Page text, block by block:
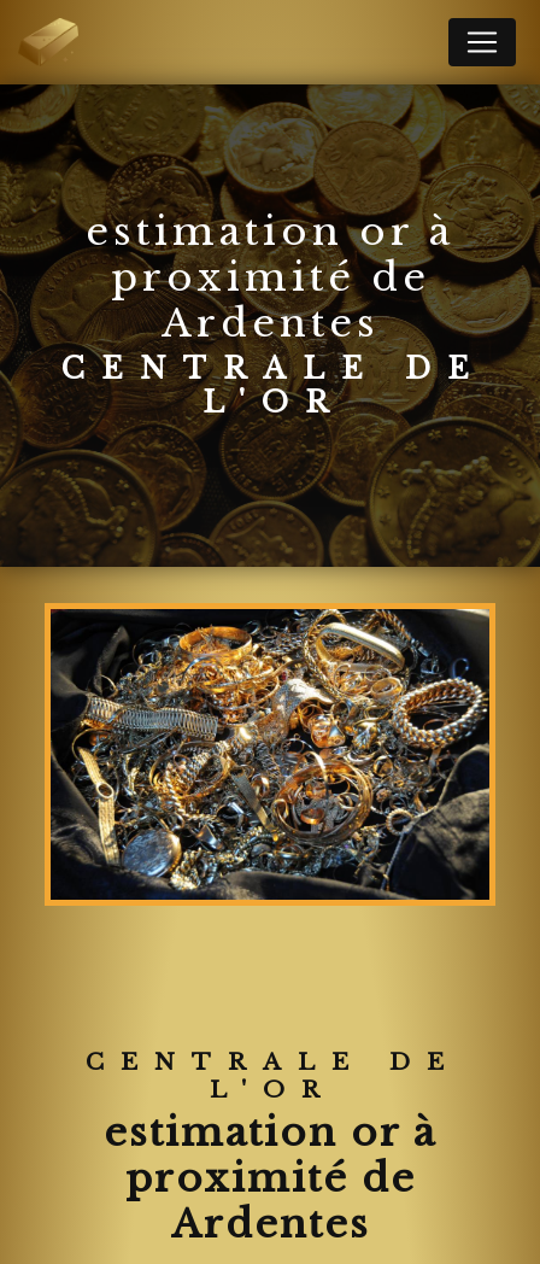
estimation or à
proximité de
Ardentes
CENTRALE DE
L'OR
CENTRALE DE
L'OR
estimation or à
proximité de
Ardentes
Panneau de gestion des cookies